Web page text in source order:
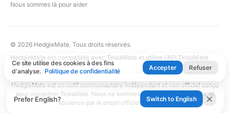
Ce site utilise des cookies à des fins
d'analyse. Politique de confidentialité Accepter Refuser
Nous sommes là pour aider
© 2026 HedgieMate. Tous droits réservés.
HedgieMate est compatible avec TeslaMate et utilise l'API TeslaMate
HedgieMate est un outil communautaire indépendant et non officiel conçu
pour compléter TeslaMate. Nous ne sommes ni affiliés, ni approuvés, ni
soutenus par le projet officiel TeslaMate.
Prefer English? Switch to English